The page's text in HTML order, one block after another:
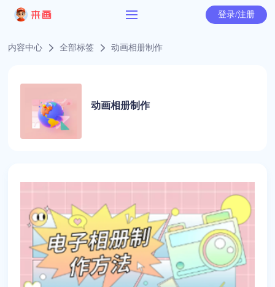
登录/注册
内容中心 全部标签 动画相册制作
动画相册制作